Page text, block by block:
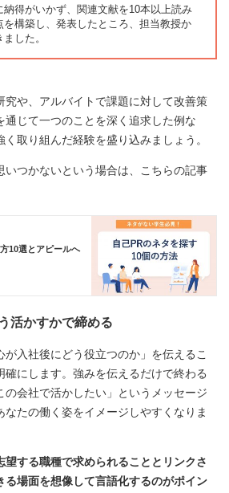
得がいかず、関連文献を10本以上読み
構築し、発表したところ、担当教授か
した。
究や、アルバイトで課題に対して改善策
通じて一つのことを深く追求した例な
取り組んだ経験を盛り込みましょう。
いつかないという場合は、こちらの記事
10選とアピールへ
活かすかで締める
入社後にどう役立つのか」を伝えるこ
確にします。強みを伝えるだけで終わる
の会社で活かしたい」というメッセージ
なたの働く姿をイメージしやすくなりま
望する職種で求められることとリンクさ
る場面を想像して言語化するのがポイン